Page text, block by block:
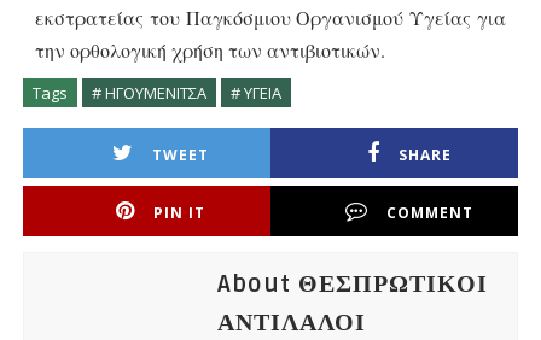
εκστρατείας του Παγκόσμιου Οργανισμού Υγείας για
την ορθολογική χρήση των αντιβιοτικών.
Tags # ΗΓΟΥΜΕΝΙΤΣΑ # ΥΓΕΙΑ
TWEET SHARE
PIN IT COMMENT
About ΘΕΣΠΡΩΤΙΚΟΙ
ΑΝΤΙΛΑΛΟΙ